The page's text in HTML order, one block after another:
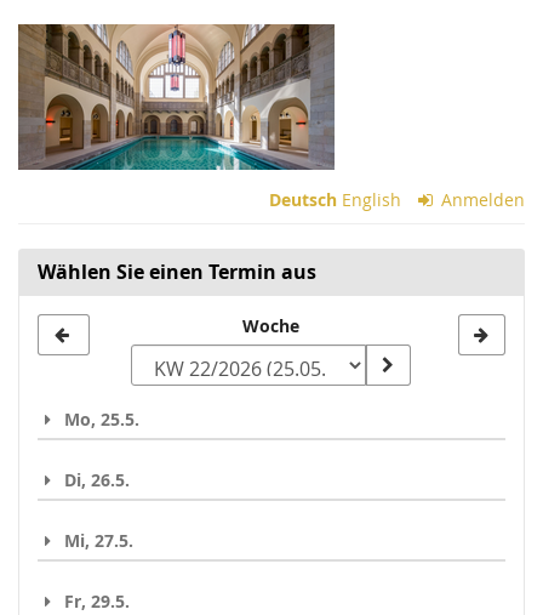
Zum
Haupt-
Inhalt
springen
Deutsch English Anmelden
Wählen Sie einen Termin aus
zur
auswählen
Woche
Mo, 25.5.
Di, 26.5.
Mi, 27.5.
Fr, 29.5.